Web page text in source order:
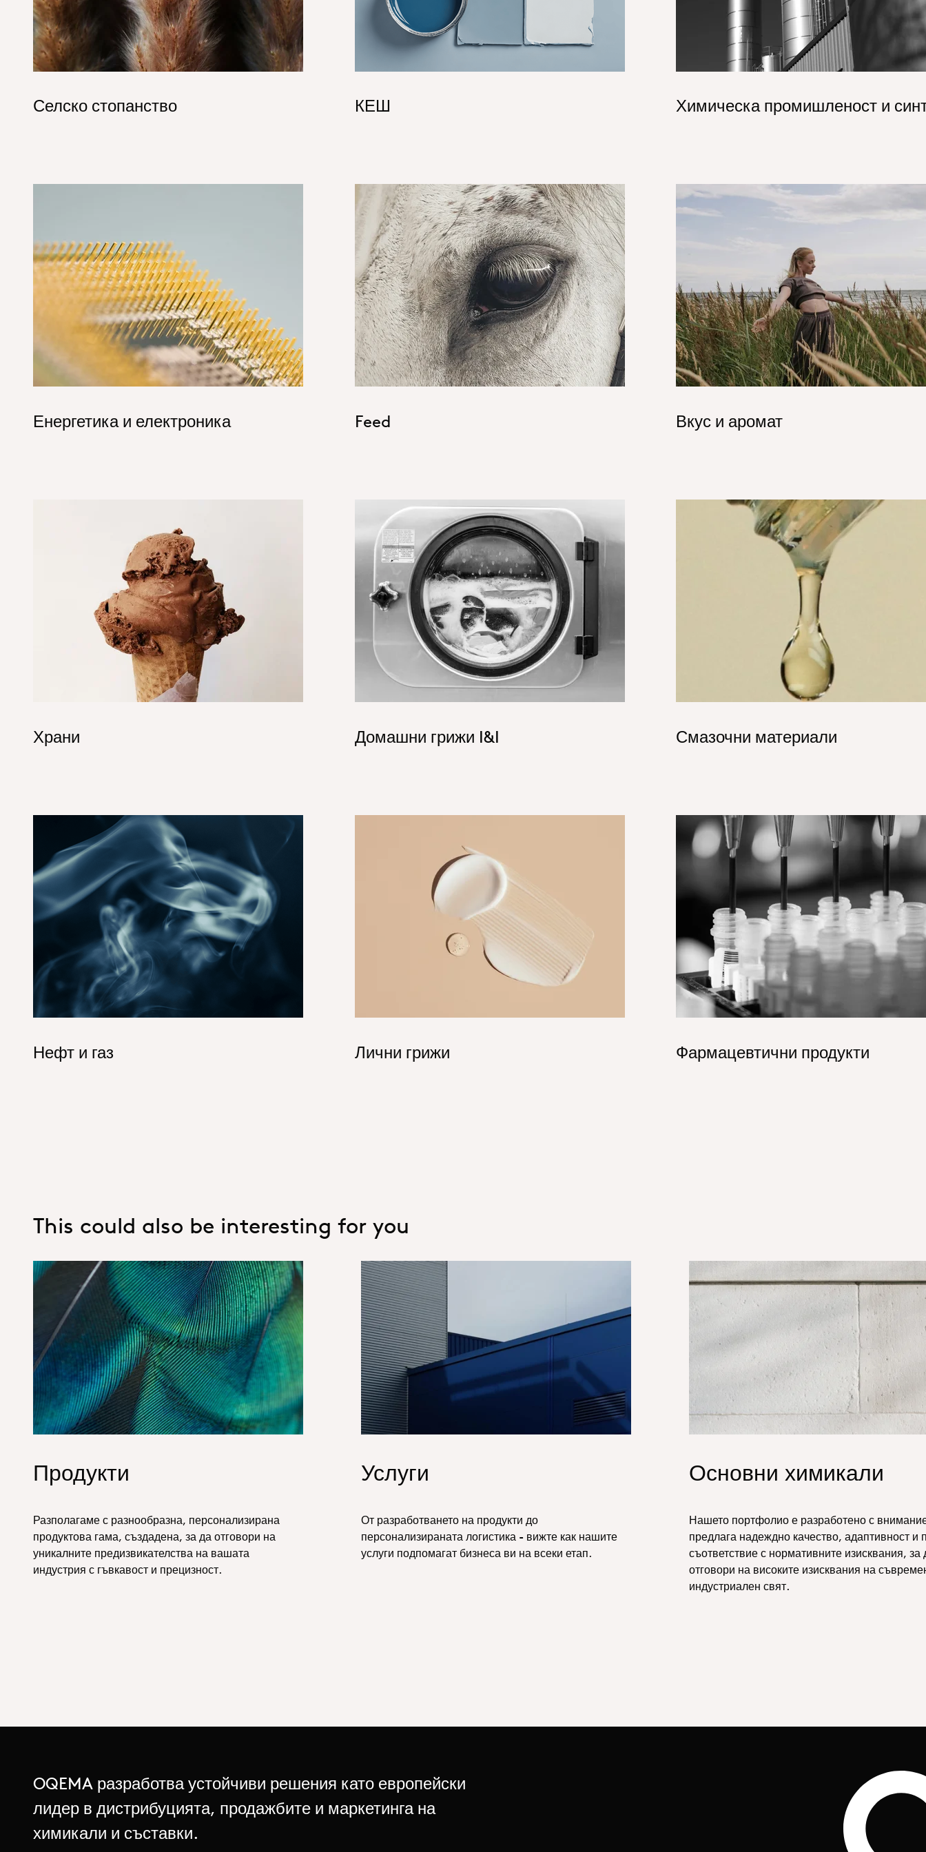
Селско стопанство КЕШ Химическа промишленост и
Energy&Electronics Hero.jpg
Енергетика и електроника
Animal Food & Feed hero.jpg
Feed
Flavour &
Вкус и аромат
Hero_Food Nutrition
Храни
HI&I_Hero_Home Care.jpg
Домашни грижи I&I
Lubricants_Hero.jpg
Смазочни материали
1_Hero_Oil&Gas
Нефт и газ
1_Hero_Personal Care
Лични грижи Фармацевтични продукти
This could also be interesting for you
Hero_Our products
Продукти
Разполагаме с разнообразна, персонализирана
продуктова гама, създадена, за да отговори на
уникалните предизвикателства на вашата
индустрия с гъвкавост и прецизност.
Hero_Services
Услуги
От разработването на продукти до
персонализираната логистика - вижте как нашите
услуги подпомагат бизнеса ви на всеки етап.
Essentials_Hero.jpg
Основни химикали
Нашето портфолио е разработено с
предлага надеждно качество, адаптивност и
съответствие с нормативните изисквания, за
отговори на високите изисквания на
индустриален свят.
OQEMA разработва устойчиви решения като европейски
лидер в дистрибуцията, продажбите и маркетинга на
химикали и съставки.